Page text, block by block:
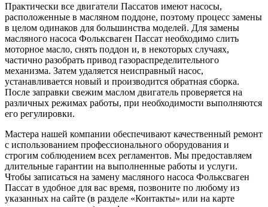
Практически все двигатели Пассатов имеют насосы,
расположенные в масляном поддоне, поэтому процесс замены
в целом одинаков для большинства моделей. Для замены
масляного насоса Фольксваген Пассат необходимо слить
моторное масло, снять поддон и, в некоторых случаях,
частично разобрать привод газораспределительного
механизма. Затем удаляется неисправный насос,
устанавливается новый и производится обратная сборка.
После заправки свежим маслом двигатель проверяется на
различных режимах работы, при необходимости выполняются
его регулировки.
Мастера нашей компании обеспечивают качественный ремонт
с использованием профессионального оборудования и
строгим соблюдением всех регламентов. Мы предоставляем
длительные гарантии на выполненные работы и услуги.
Чтобы записаться на замену масляного насоса Фольксваген
Пассат в удобное для вас время, позвоните по любому из
указанных на сайте (в разделе «Контакты» или на карте